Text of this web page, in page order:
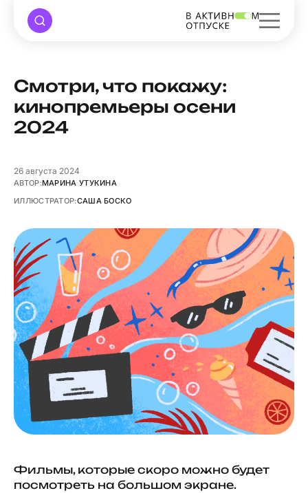
Смотри, что покажу:
кинопремьеры осени
2024
26 августа 2024
АВТОР:МАРИНА УТУКИНА
ИЛЛЮСТРАТОР:САША БОСКО
Фильмы, которые скоро можно будет
посмотреть на большом экране.